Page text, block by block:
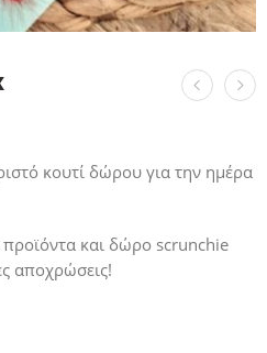
κουτί δώρου για την ημέρα
και δώρο scrunchie
αποχρώσεις!